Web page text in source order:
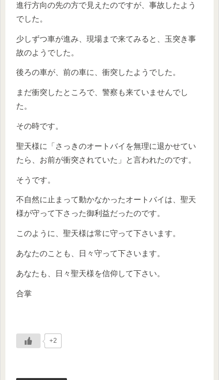
進行方向の先の方で見えたのですが、事故したよう
でした。
少しずつ車が進み、現場まで来てみると、玉突き事
故のようでした。
後ろの車が、前の車に、衝突したようでした。
まだ衝突したところで、警察も来ていませんでし
た。
その時です。
聖天様に「さっきのオートバイを無理に退かせてい
たら、お前が衝突されていた」と言われたのです。
そうです。
不自然に止まって動かなかったオートバイは、聖天
様が守って下さった御利益だったのです。
このように、聖天様は常に守って下さいます。
あなたのことも、日々守って下さいます。
あなたも、日々聖天様を信仰して下さい。
合掌
+2